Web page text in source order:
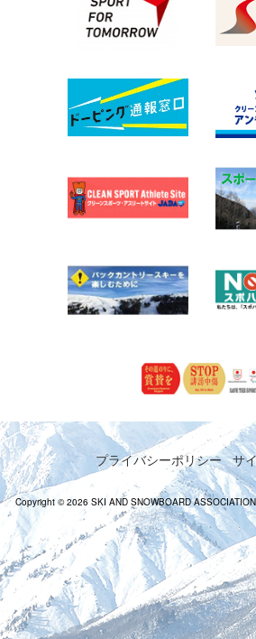
プライバシーポリシー サ
Copyright © 2026 SKI AND SNOWBOARD